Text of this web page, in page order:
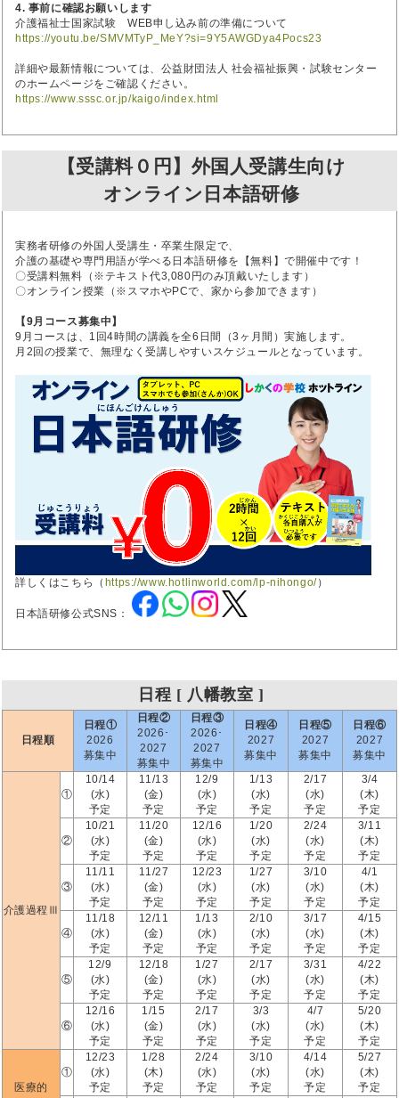
4. 事前に確認お願いします
介護福祉士国家試験 WEB申し込み前の準備について
https://youtu.be/SMVMTyP_MeY?si=9Y5AWGDya4Pocs23
詳細や最新情報については、公益財団法人 社会福祉振興・試験センター
のホームページをご確認ください。
https://www.sssc.or.jp/kaigo/index.html
【受講料０円】外国人受講生向け
オンライン日本語研修
実務者研修の外国人受講生・卒業生限定で、
介護の基礎や専門用語が学べる日本語研修を【無料】で開催中です！
〇受講料無料（※テキスト代3,080円のみ頂戴いたします）
〇オンライン授業（※スマホやPCで、家から参加できます）
【9月コース募集中】
9月コースは、1回4時間の講義を全6日間（3ヶ月間）実施します。
月2回の授業で、無理なく受講しやすいスケジュールとなっています。
詳しくはこちら（ https://www.hotlinworld.com/lp-nihongo/）
日本語研修公式SNS：
日程 [ 八幡教室 ]
日程順
日程①
2026
募集中
日程②
2026･
2027
募集中
日程③
2026･
2027
募集中
日程④
2027
募集中
日程⑤
2027
募集中
日程⑥
2027
募集中
介護過程Ⅲ
①
10/14
(水)
予定
11/13
(金)
予定
12/9
(水)
予定
1/13
(水)
予定
2/17
(水)
予定
3/4
(木)
予定
②
10/21
(水)
予定
11/20
(金)
予定
12/16
(水)
予定
1/20
(水)
予定
2/24
(水)
予定
3/11
(木)
予定
③
11/11
(水)
予定
11/27
(金)
予定
12/23
(水)
予定
1/27
(水)
予定
3/10
(水)
予定
4/1
(木)
予定
④
11/18
(水)
予定
12/11
(金)
予定
1/13
(水)
予定
2/10
(水)
予定
3/17
(水)
予定
4/15
(木)
予定
⑤
12/9
(水)
予定
12/18
(金)
予定
1/27
(水)
予定
2/17
(水)
予定
3/31
(水)
予定
4/22
(木)
予定
⑥
12/16
(水)
予定
1/15
(金)
予定
2/17
(水)
予定
3/3
(水)
予定
4/7
(水)
予定
5/20
(木)
予定
医療的
①
12/23
(水)
予定
1/28
(木)
予定
2/24
(水)
予定
3/10
(水)
予定
4/14
(水)
予定
5/27
(木)
予定